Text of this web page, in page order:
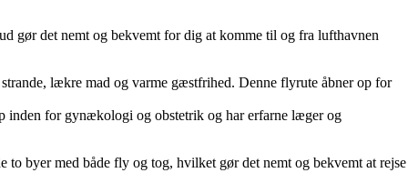
gør det nemt og bekvemt for dig at komme til og fra lufthavnen
lækre mad og varme gæstfrihed. Denne flyrute åbner op for
for gynækologi og obstetrik og har erfarne læger og
byer med både fly og tog, hvilket gør det nemt og bekvemt at rejse